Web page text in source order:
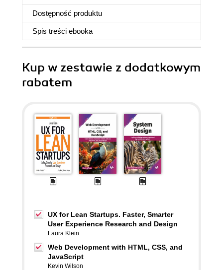
Dostępność produktu
Spis treści ebooka
Kup w zestawie z dodatkowym
rabatem
UX for Lean Startups. Faster, Smarter
User Experience Research and Design
Laura Klein
Web Development with HTML, CSS, and
JavaScript
Kevin Wilson